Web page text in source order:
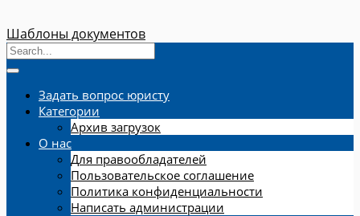
Шаблоны документов
Задать вопрос юристу
Категории
Архив загрузок
О нас
Для правообладателей
Пользовательское соглашение
Политика конфиденциальности
Написать администрации